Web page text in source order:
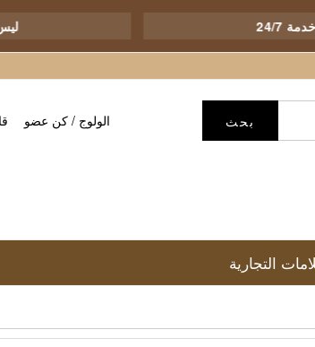
24/7
بحث الولوج / كن عضو
التجارية